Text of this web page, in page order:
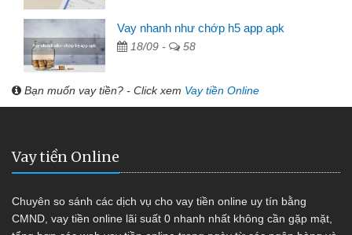
Vay nhanh như chớp h5 app apk
18/09 - 58
Bạn muốn vay tiền? - Click xem Vay tiền Online
Vay tiền Online
Chuyên so sánh các dịch vụ cho vay tiền online uy tín bằng
CMND, vay tiền online lãi suất 0 nhanh nhất không cần gặp mặt,